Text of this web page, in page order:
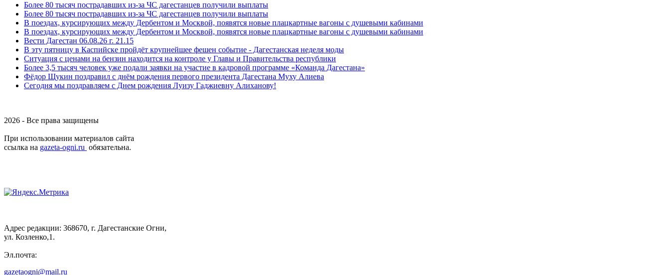
Более 80 тысяч пострадавших из-за ЧС дагестанцев получили выплаты
Более 80 тысяч пострадавших из-за ЧС дагестанцев получили выплаты
В поездах, курсирующих между Дербентом и Москвой, появятся новые плацкартные вагоны с душевыми кабинами
В поездах, курсирующих между Дербентом и Москвой, появятся новые плацкартные вагоны с душевыми кабинами
Вести Дагестан 06.08.26 г. 21.15
В эту пятницу в Каспийске пройдёт крупнейшее фешен событие - Дагестанская неделя моды
Ситуация с ценами на бензин находится на контроле у Главы и Правительства республики
Более 3,5 тысяч человек уже подали заявки на участие в кадровой программе «Команда Дагестана»
Фёдор Щукин поздравил с днём рождения первого президента Дагестана Муху Алиева
Сегодня мы поздравляем с Днем рождения Луизу Гаджиевну Алиханову!
2026 - Все права защищены
При использовании материалов сайта
ссылка на gazeta-ogni.ru обязательна.
Адрес редакции: 368670, г. Дагестанские Огни,
ул. Козленко,1.
Эл.почта:
gazetaogni@mail.ru